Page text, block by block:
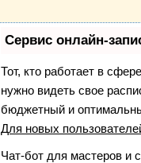
Сервис онлайн-
Тот, кто работает в
нужно видеть свое
бюджетный и
Для новых
Чат-бот для мастеров и